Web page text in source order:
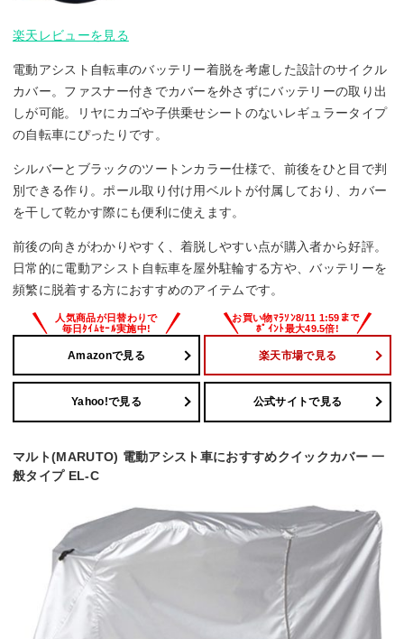
楽天レビューを見る
電動アシスト自転車のバッテリー着脱を考慮した設計のサイクル
カバー。ファスナー付きでカバーを外さずにバッテリーの取り出
しが可能。リヤにカゴや子供乗せシートのないレギュラータイプ
の自転車にぴったりです。
シルバーとブラックのツートンカラー仕様で、前後をひと目で判
別できる作り。ポール取り付け用ベルトが付属しており、カバー
を干して乾かす際にも便利に使えます。
前後の向きがわかりやすく、着脱しやすい点が購入者から好評。
日常的に電動アシスト自転車を屋外駐輪する方や、バッテリーを
頻繁に脱着する方におすすめのアイテムです。
Amazonで見る 楽天市場で見る
Yahoo!で見る 公式サイトで見る
マルト(MARUTO) 電動アシスト車におすすめクイックカバー 一
般タイプ EL-C